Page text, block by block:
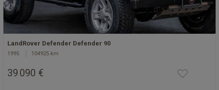
LandRover Defender Defender 90
1995 104925 km
39 090 €